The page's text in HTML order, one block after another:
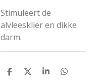
Stimuleert de
alvleesklier en dikke
darm.
D
D
S
D